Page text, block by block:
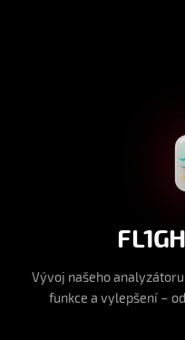
Vývoj našeho
funkce a vylepšení –